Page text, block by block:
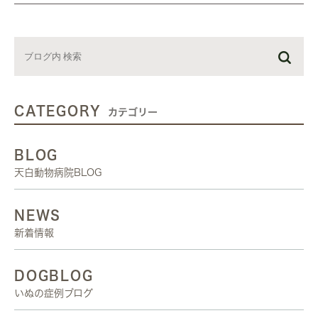
CATEGORY カテゴリー
BLOG
天白動物病院BLOG
NEWS
新着情報
DOGBLOG
いぬの症例ブログ